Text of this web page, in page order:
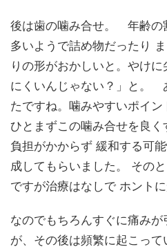
後は歯の噛み合せ。 年齢の
多いようで詰め物だったり
りの形がおかしいと。やけ
にくいんじゃない？」と。
たですね。噛みやすいポイン
ひとまずこの噛み合せを良
負担がかからず 緩和する可
成してもらいました。 その
ですが治療はなしで ホントに
なのでもちろんすぐに痛み
が、その後は頻繁に起こって